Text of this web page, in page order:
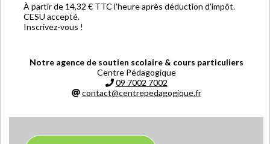
À partir de 14,32 € TTC l'heure après déduction d'impôt.
CESU accepté.
Inscrivez-vous !
Notre agence de soutien scolaire & cours particuliers
Centre Pédagogique
09 7002 7002
contact@centrepedagogique.fr